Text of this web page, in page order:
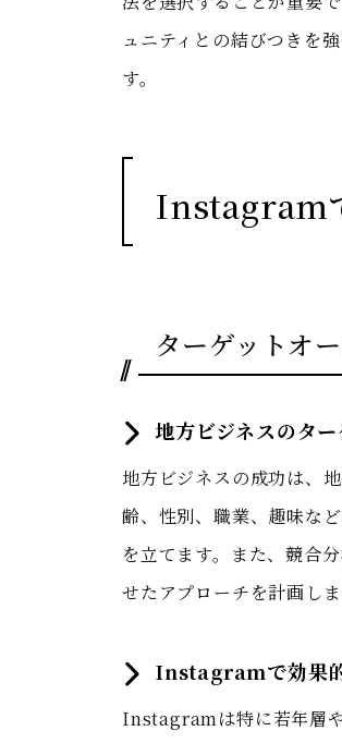
ュニティとの結びつきを
す。
Instagram
ターゲットオ
地方ビジネスのタ
地方ビジネスの成功は、
齢、性別、職業、趣味な
を立てます。また、競合
せたアプローチを計画しま
Instagramで効果
Instagramは特に若年層